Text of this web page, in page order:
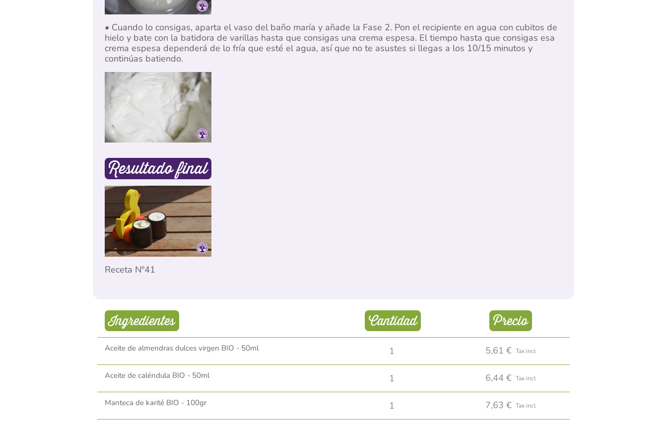
• Cuando lo consigas, aparta el vaso del baño maría y añade la Fase 2. Pon el recipiente en agua con cubitos de
hielo y bate con la batidora de varillas hasta que consigas una crema espesa. El tiempo hasta que consigas esa
crema espesa dependerá de lo fría que esté el agua, así que no te asustes si llegas a los 10/15 minutos y
continúas batiendo.
Resultado final
Receta Nº41
Ingredientes Cantidad Precio
Aceite de almendras dulces virgen BIO - 50ml 5,61 € Tax incl
Aceite de caléndula BIO - 50ml 6,44 € Tax incl
Manteca de karité BIO - 100gr 7,63 € Tax incl